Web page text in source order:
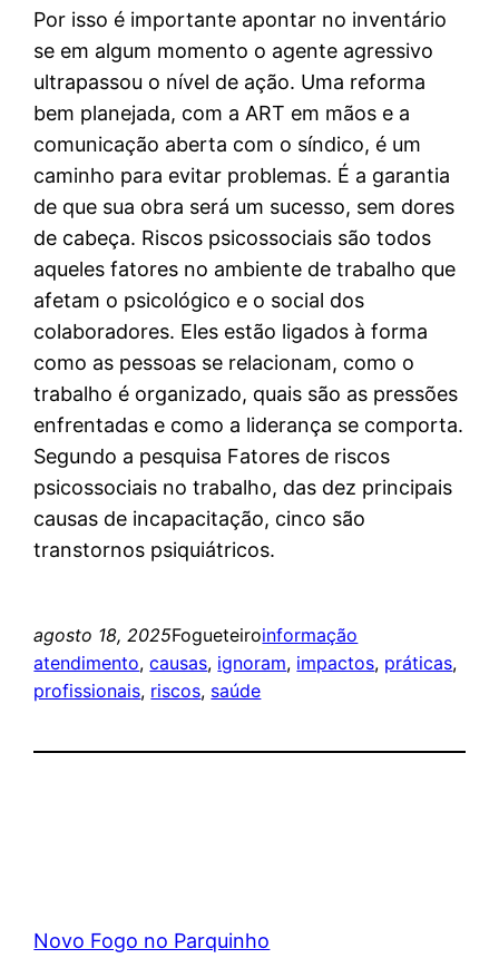
Por isso é importante apontar no inventário
se em algum momento o agente agressivo
ultrapassou o nível de ação. Uma reforma
bem planejada, com a ART em mãos e a
comunicação aberta com o síndico, é um
caminho para evitar problemas. É a garantia
de que sua obra será um sucesso, sem dores
de cabeça. Riscos psicossociais são todos
aqueles fatores no ambiente de trabalho que
afetam o psicológico e o social dos
colaboradores. Eles estão ligados à forma
como as pessoas se relacionam, como o
trabalho é organizado, quais são as pressões
enfrentadas e como a liderança se comporta.
Segundo a pesquisa Fatores de riscos
psicossociais no trabalho, das dez principais
causas de incapacitação, cinco são
transtornos psiquiátricos.
agosto 18, 2025Fogueteiroinformação
atendimento, causas, ignoram, impactos, práticas
profissionais, riscos, saúde
Novo Fogo no Parquinho